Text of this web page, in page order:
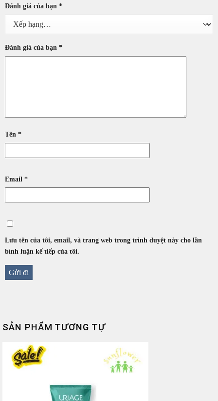
Đánh giá của bạn *
Đánh giá của bạn *
Tên *
Email *
Lưu tên của tôi, email, và trang web trong trình duyệt này cho lần
bình luận kế tiếp của tôi.
SẢN PHẨM TƯƠNG TỰ